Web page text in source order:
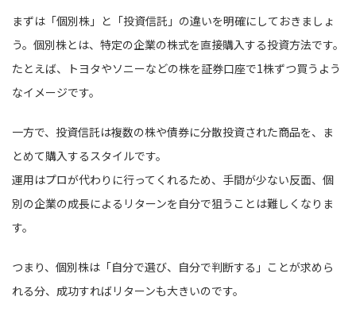
まずは「個別株」と「投資信託」の違いを明確にしておきましょ
う。個別株とは、特定の企業の株式を直接購入する投資方法です。
たとえば、トヨタやソニーなどの株を証券口座で1株ずつ買うよう
なイメージです。
一方で、投資信託は複数の株や債券に分散投資された商品を、ま
とめて購入するスタイルです。
運用はプロが代わりに行ってくれるため、手間が少ない反面、個
別の企業の成長によるリターンを自分で狙うことは難しくなりま
す。
つまり、個別株は「自分で選び、自分で判断する」ことが求めら
れる分、成功すればリターンも大きいのです。